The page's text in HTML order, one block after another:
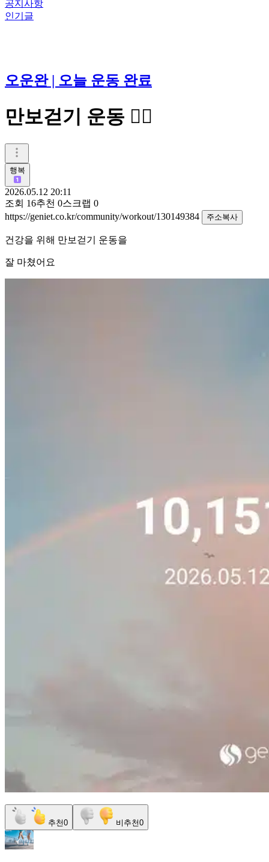
공지사항
인기글
오운완 | 오늘 운동 완료
만보걷기 운동 🚶‍♀️
행복
2026.05.12 20:11
조회 16추천 0스크랩 0
https://geniet.co.kr/community/workout/130149384
주소복사
건강을 위해 만보걷기 운동을
잘 마쳤어요
추천0 비추천0